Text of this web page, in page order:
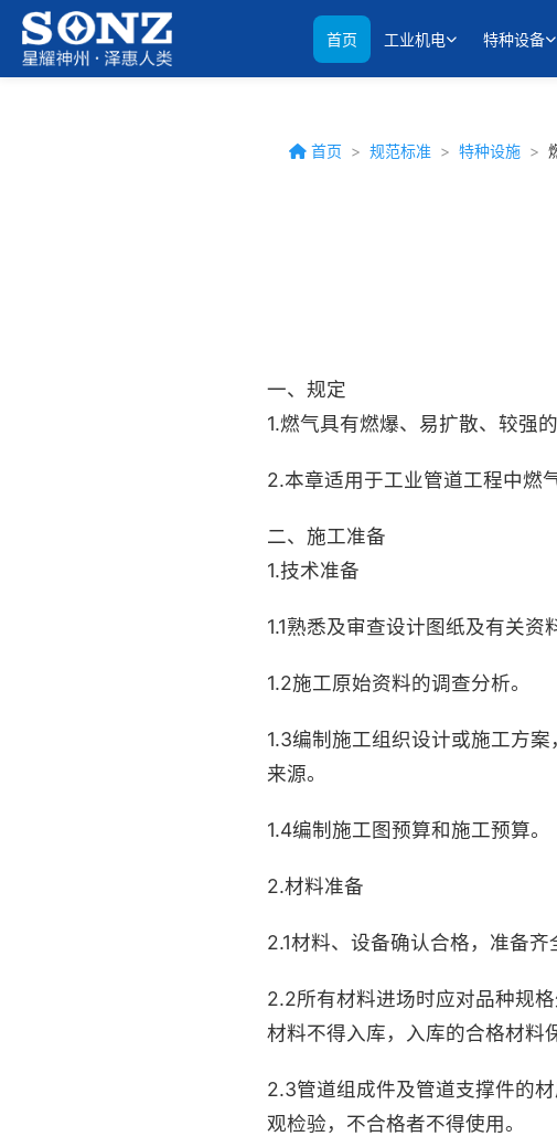
首页 工业机电 特种设备
首页 > 规范标准 > 特种设施 >
一、规定
1.燃气具有燃爆、易扩散、较强
2.本章适用于工业管道工程中燃
二、施工准备
1.技术准备
1.1熟悉及审查设计图纸及有关资
1.2施工原始资料的调查分析。
1.3编制施工组织设计或施工方
来源。
1.4编制施工图预算和施工预算。
2.材料准备
2.1材料、设备确认合格，准备齐
2.2所有材料进场时应对品种规
材料不得入库，入库的合格材料
2.3管道组成件及管道支撑件的
观检验，不合格者不得使用。